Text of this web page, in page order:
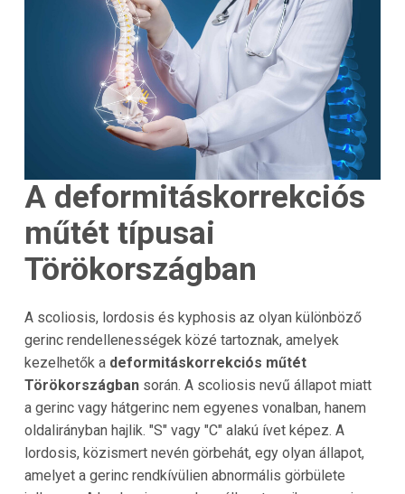
A deformitáskorrekciós
műtét típusai
Törökországban
A scoliosis, lordosis és kyphosis az olyan különböző
gerinc rendellenességek közé tartoznak, amelyek
kezelhetők a deformitáskorrekciós műtét
Törökországbansorán. A scoliosis nevű állapot miatt
a gerinc vagy hátgerinc nem egyenes vonalban, hanem
oldalirányban hajlik. "S" vagy "C" alakú ívet képez. A
lordosis, közismert nevén görbehát, egy olyan állapot,
amelyet a gerinc rendkívülien abnormális görbülete